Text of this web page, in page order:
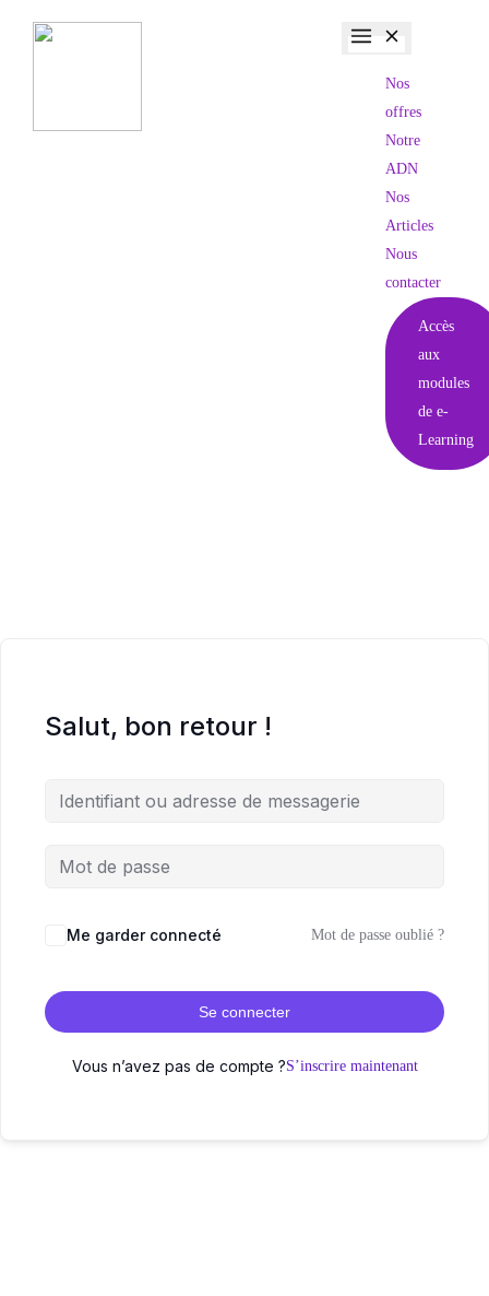
Nos
offres
Notre
ADN
Nos
Articles
Nous
contacter
Accès
aux
modules
de e-
Learning
Salut, bon retour !
Me garder connecté Mot de passe oublié ?
Se connecter
Vous n’avez pas de compte ?S’inscrire maintenant